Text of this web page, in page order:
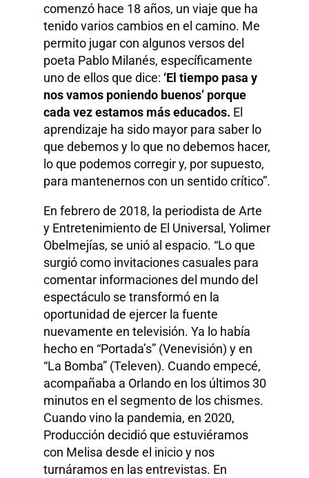
comenzó hace 18 años, un viaje que ha
tenido varios cambios en el camino. Me
permito jugar con algunos versos del
poeta Pablo Milanés, específicamente
uno de ellos que dice: ‘El tiempo pasa y
nos vamos poniendo buenos’ porque
cada vez estamos más educados. El
aprendizaje ha sido mayor para saber lo
que debemos y lo que no debemos hacer,
lo que podemos corregir y, por supuesto,
para mantenernos con un sentido crítico”.
En febrero de 2018, la periodista de Arte
y Entretenimiento de El Universal, Yolimer
Obelmejías, se unió al espacio. “Lo que
surgió como invitaciones casuales para
comentar informaciones del mundo del
espectáculo se transformó en la
oportunidad de ejercer la fuente
nuevamente en televisión. Ya lo había
hecho en “Portada’s” (Venevisión) y en
“La Bomba” (Televen). Cuando empecé,
acompañaba a Orlando en los últimos 30
minutos en el segmento de los chismes.
Cuando vino la pandemia, en 2020,
Producción decidió que estuviéramos
con Melisa desde el inicio y nos
turnáramos en las entrevistas. En